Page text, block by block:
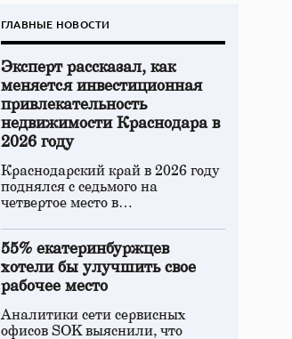
ГЛАВНЫЕ НОВОСТИ
Эксперт рассказал, как
меняется инвестиционная
привлекательность
недвижимости Краснодара в
2026 году
Краснодарский край в 2026 году
поднялся с седьмого на
четвертое место в…
55% екатеринбуржцев
хотели бы улучшить свое
рабочее место
Аналитики сети сервисных
офисов SOK выяснили, что